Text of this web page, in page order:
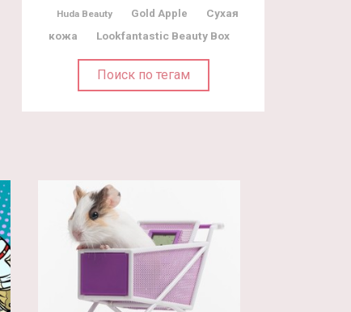
Huda Beauty Gold Apple
Сухая
кожа
Lookfantastic Beauty Box
Поиск по тегам